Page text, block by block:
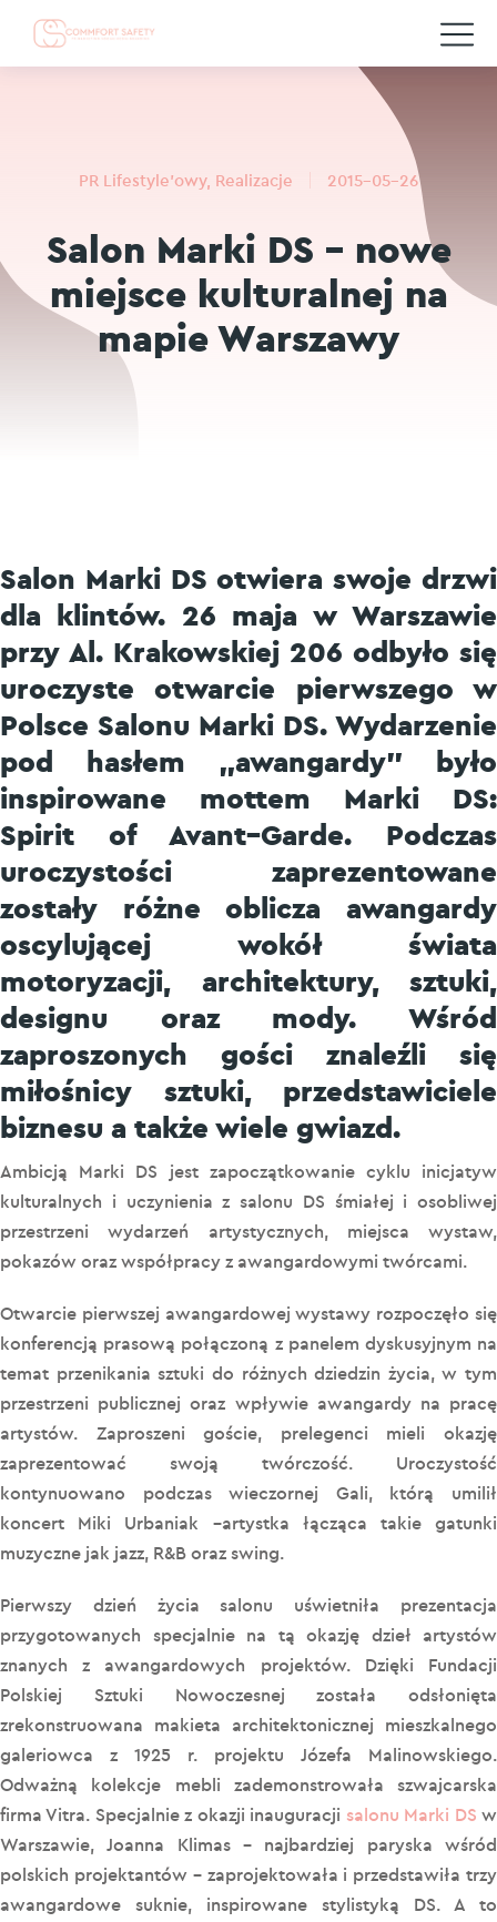
PR Lifestyle'owy, Realizacje 2015-05-26
Salon Marki DS – nowe
miejsce kulturalnej na
mapie Warszawy
Salon Marki DS otwiera swoje drzwi
dla klintów. 26 maja w Warszawie
przy Al. Krakowskiej 206 odbyło się
uroczyste otwarcie pierwszego w
Polsce Salonu Marki DS. Wydarzenie
pod hasłem „awangardy” było
inspirowane mottem Marki DS:
Spirit of Avant–Garde. Podczas
uroczystości zaprezentowane
zostały różne oblicza awangardy
oscylującej wokół świata
motoryzacji, architektury, sztuki,
designu oraz mody. Wśród
zaproszonych gości znaleźli się
miłośnicy sztuki, przedstawiciele
biznesu a także wiele gwiazd.
Ambicją Marki DS jest zapoczątkowanie cyklu inicjatyw
kulturalnych i uczynienia z salonu DS śmiałej i osobliwej
przestrzeni wydarzeń artystycznych, miejsca wystaw,
pokazów oraz współpracy z awangardowymi twórcami.
Otwarcie pierwszej awangardowej wystawy rozpoczęło się
konferencją prasową połączoną z panelem dyskusyjnym na
temat przenikania sztuki do różnych dziedzin życia, w tym
przestrzeni publicznej oraz wpływie awangardy na pracę
artystów. Zaproszeni goście, prelegenci mieli okazję
zaprezentować swoją twórczość. Uroczystość
kontynuowano podczas wieczornej Gali, którą umilił
koncert Miki Urbaniak –artystka łącząca takie gatunki
muzyczne jak jazz, R&B oraz swing.
Pierwszy dzień życia salonu uświetniła prezentacja
przygotowanych specjalnie na tą okazję dzieł artystów
znanych z awangardowych projektów. Dzięki Fundacji
Polskiej Sztuki Nowoczesnej została odsłonięta
zrekonstruowana makieta architektonicznej mieszkalnego
galeriowca z 1925 r. projektu Józefa Malinowskiego.
Odważną kolekcje mebli zademonstrowała szwajcarska
firma Vitra. Specjalnie z okazji inauguracji salonu Marki DS w
Warszawie, Joanna Klimas – najbardziej paryska wśród
polskich projektantów – zaprojektowała i przedstawiła trzy
awangardowe suknie, inspirowane stylistyką DS. A to